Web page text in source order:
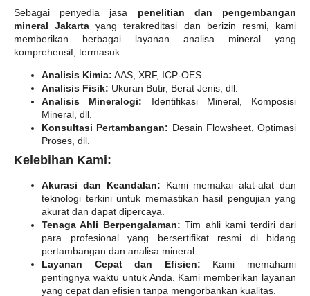
Sebagai penyedia jasa penelitian dan pengembangan
mineral Jakarta yang terakreditasi dan berizin resmi, kami
memberikan berbagai layanan analisa mineral yang
komprehensif, termasuk:
Analisis Kimia: AAS, XRF, ICP-OES
Analisis Fisik: Ukuran Butir, Berat Jenis, dll.
Analisis Mineralogi: Identifikasi Mineral, Komposisi
Mineral, dll.
Konsultasi Pertambangan: Desain Flowsheet, Optimasi
Proses, dll.
Kelebihan Kami:
Akurasi dan Keandalan: Kami memakai alat-alat dan
teknologi terkini untuk memastikan hasil pengujian yang
akurat dan dapat dipercaya.
Tenaga Ahli Berpengalaman: Tim ahli kami terdiri dari
para profesional yang bersertifikat resmi di bidang
pertambangan dan analisa mineral.
Layanan Cepat dan Efisien: Kami memahami
pentingnya waktu untuk Anda. Kami memberikan layanan
yang cepat dan efisien tanpa mengorbankan kualitas.